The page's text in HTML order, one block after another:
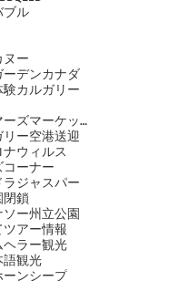
ブル
ヌー
ーデンカナダ
験カルガリー
カルガリーファーマーズマーケット
リー空港送迎
ナウィルス
ーナー
ジャスパー
閉鎖
ソー州立公園
ツアー情報
ヘラー観光
語観光
ーンシープ